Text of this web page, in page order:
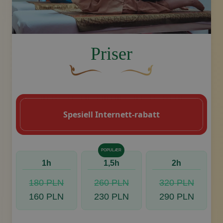
Priser
Spesiell Internett-rabatt
1h
180 PLN
160 PLN
POPULÆR
1,5h
260 PLN
230 PLN
2h
320 PLN
290 PLN